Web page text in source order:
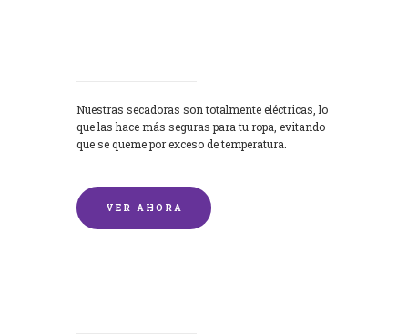
Nuestras secadoras son totalmente eléctricas, lo
que las hace más seguras para tu ropa, evitando
que se queme por exceso de temperatura.
VER AHORA